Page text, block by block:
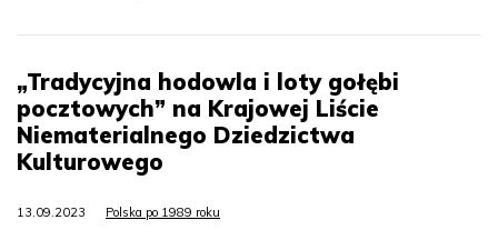
„Tradycyjna hodowla i loty gołębi
pocztowych” na Krajowej Liście
Niematerialnego Dziedzictwa
Kulturowego
13.09.2023 Polska po 1989 roku